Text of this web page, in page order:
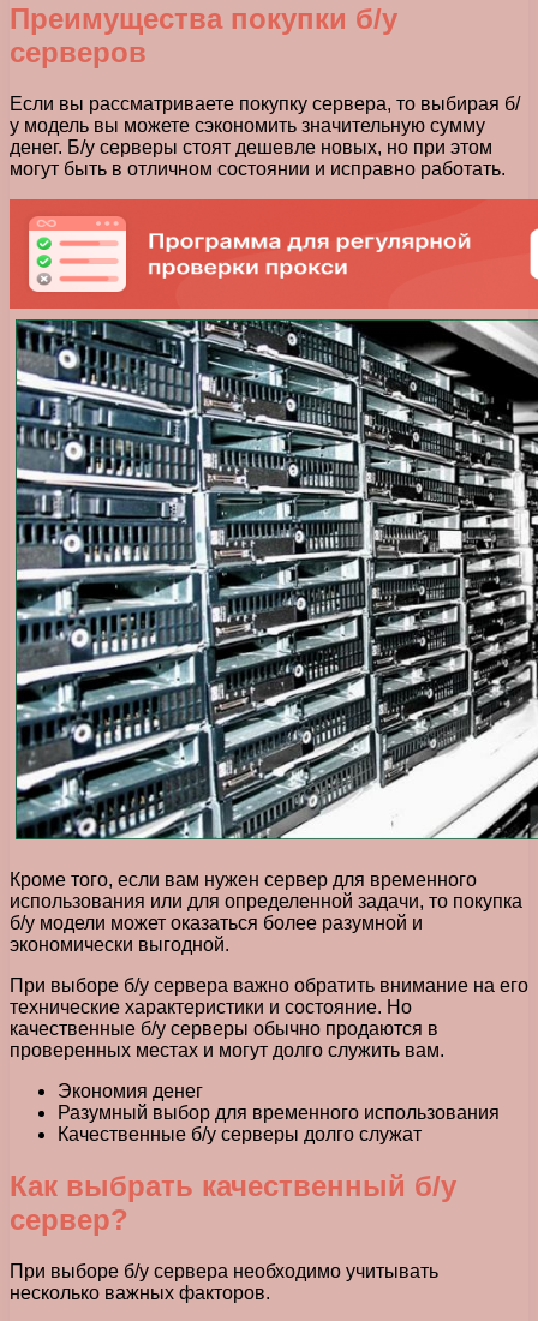
Преимущества покупки б/у
серверов
Если вы рассматриваете покупку сервера, то выбирая б/
у модель вы можете сэкономить значительную сумму
денег. Б/у серверы стоят дешевле новых, но при этом
могут быть в отличном состоянии и исправно работать.
Кроме того, если вам нужен сервер для временного
использования или для определенной задачи, то покупка
б/у модели может оказаться более разумной и
экономически выгодной.
При выборе б/у сервера важно обратить внимание на его
технические характеристики и состояние. Но
качественные б/у серверы обычно продаются в
проверенных местах и могут долго служить вам.
Экономия денег
Разумный выбор для временного использования
Качественные б/у серверы долго служат
Как выбрать качественный б/у
сервер?
При выборе б/у сервера необходимо учитывать
несколько важных факторов.